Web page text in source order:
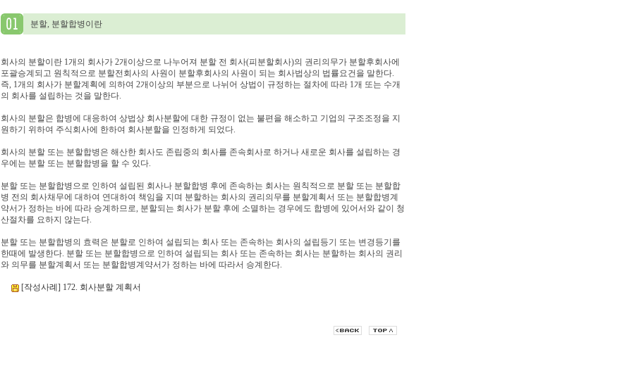
분할, 분할합병이란
회사의 분할이란 1개의 회사가 2개이상으로 나누어져 분할 전 회사(피분할회사)의 권리의무가 분할후회사에
포괄승계되고 원칙적으로 분할전회사의 사원이 분할후회사의 사원이 되는 회사법상의 법률요건을 말한다.
즉, 1개의 회사가 분할계획에 의하여 2개이상의 부분으로 나뉘어 상법이 규정하는 절차에 따라 1개 또는 수개
의 회사를 설립하는 것을 말한다.
회사의 분할은 합병에 대응하여 상법상 회사분할에 대한 규정이 없는 불편을 해소하고 기업의 구조조정을 지
원하기 위하여 주식회사에 한하여 회사분할을 인정하게 되었다.
회사의 분할 또는 분할합병은 해산한 회사도 존립중의 회사를 존속회사로 하거나 새로운 회사를 설립하는 경
우에는 분할 또는 분할합병을 할 수 있다.
분할 또는 분할합병으로 인하여 설립된 회사나 분할합병 후에 존속하는 회사는 원칙적으로 분할 또는 분할합
병 전의 회사채무에 대하여 연대하여 책임을 지며 분할하는 회사의 권리의무를 분할계획서 또는 분할합병계
약서가 정하는 바에 따라 승계하므로, 분할되는 회사가 분할 후에 소멸하는 경우에도 합병에 있어서와 같이 청
산절차를 요하지 않는다.
분할 또는 분할합병의 효력은 분할로 인하여 설립되는 회사 또는 존속하는 회사의 설립등기 또는 변경등기를
한때에 발생한다. 분할 또는 분할합병으로 인하여 설립되는 회사 또는 존속하는 회사는 분할하는 회사의 권리
와 의무를 분할계획서 또는 분할합병계약서가 정하는 바에 따라서 승계한다.
[작성사례] 172. 회사분할 계획서